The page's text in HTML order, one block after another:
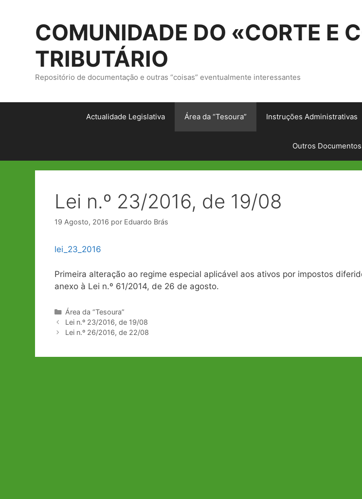
COMUNIDADE DO «CORTE E
TRIBUTÁRIO
Repositório de documentação e outras “coisas” eventualmente interessantes
Actualidade Legislativa Área da “Tesoura” Instruções Administrativas
Outros Documentos
Lei n.º 23/2016, de 19/08
19 Agosto, 2016 por Eduardo Brás
lei_23_2016
Primeira alteração ao regime especial aplicável aos ativos por impostos
anexo à Lei n.º 61/2014, de 26 de agosto.
Categorias
Área da “Tesoura”
Navegação
de
Lei n.º 23/2016, de 19/08
Lei n.º 26/2016, de 22/08